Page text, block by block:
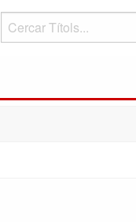
Cercar
Títols...